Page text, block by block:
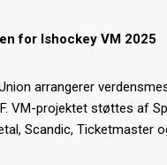
for Ishockey VM 2025
arrangerer
VM-projektet støttes af
Scandic, Ticketmaster